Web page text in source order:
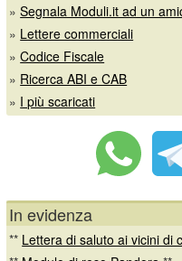
»Segnala Moduli.it ad un
» Lettere commerciali
»Codice Fiscale
» Ricerca ABI e CAB
» I più scaricati
In evidenza
** Lettera di saluto ai vicini di